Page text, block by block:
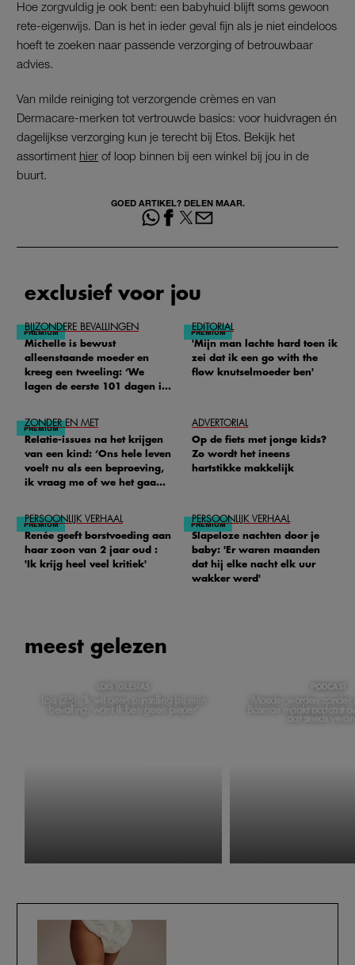
Hoe zorgvuldig je ook bent: een babyhuid blijft soms gewoon
rete-eigenwijs. Dan is het in ieder geval fijn als je niet eindeloos
hoeft te zoeken naar passende verzorging of betrouwbaar
advies.
Van milde reiniging tot verzorgende crèmes en van
Dermacare-merken tot vertrouwde basics: voor huidvragen én
dagelijkse verzorging kun je terecht bij Etos. Bekijk het
assortiment hier of loop binnen bij een winkel bij jou in de
buurt.
GOED ARTIKEL? DELEN MAAR.
exclusief voor jou
BIJZONDERE BEVALLINGEN
Michelle is bewust
alleenstaande moeder en
kreeg een tweeling: ‘We
lagen de eerste 101 dagen in
EDITORIAL
'Mijn man lachte hard toen ik
zei dat ik een go with the
flow knutselmoeder ben'
ZONDER EN MET
Relatie-issues na het krijgen
van een kind: ‘Ons hele leven
voelt nu als een beproeving,
ik vraag me of we het gaan
ADVERTORIAL
Op de fiets met jonge kids?
Zo wordt het ineens
hartstikke makkelijk
PERSOONLIJK VERHAAL
Renée geeft borstvoeding aan
haar zoon van 2 jaar oud :
'Ik krijg heel veel kritiek'
PERSOONLIJK VERHAAL
Slapeloze nachten door je
baby: 'Er waren maanden
dat hij elke nacht elk uur
wakker werd'
meest gelezen
LOÏS IGLESIAS
Loïs (25): 'Ik wil geen pijnstilling bij mijn
bevalling, want ik ben geen pieper'
PODCAST
'Moeder worden zonder
Bosman maakt podcast
dat steeds